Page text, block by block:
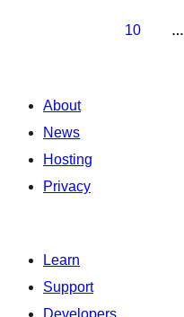
10 …
About
News
Hosting
Privacy
Learn
Support
Developers